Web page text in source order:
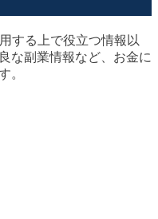
する上で役立つ情報以
な副業情報など、お金に
。